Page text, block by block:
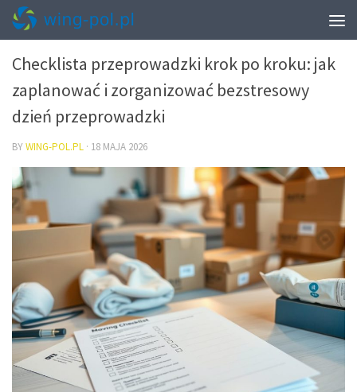
PRZEPROWADZKI – PAKOWANIE I START W NOWYM MIESZKANIU
Checklista przeprowadzki krok po kroku: jak
zaplanować i zorganizować bezstresowy
dzień przeprowadzki
BYWING-POL.PL · 18 MAJA 2026